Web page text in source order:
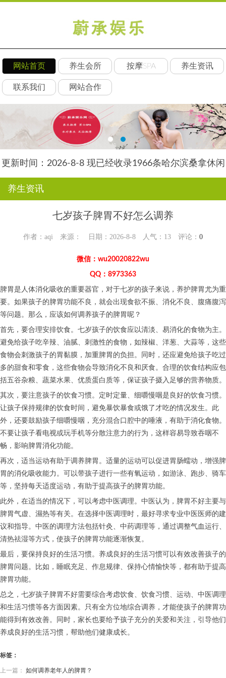
网站首页 养生会所 按摩SPA 养生资讯
联系我们 网站合作
更新时间：2026-8-8 现已经收录1966条哈尔滨桑拿休闲
养生资讯
七岁孩子脾胃不好怎么调养
作者：aqi 来源： 日期：2026-8-8 人气： 13 评论： 0
微信：wu20020822wu
QQ：8973363
脾胃是人体消化吸收的重要器官，对于七岁的孩子来说，养护脾胃尤为重
要。如果孩子的脾胃功能不良，就会出现食欲不振、消化不良、腹痛腹泻
等问题。那么，应该如何调养孩子的脾胃呢？
首先，要合理安排饮食。七岁孩子的饮食应以清淡、易消化的食物为主。
避免给孩子吃辛辣、油腻、刺激性的食物，如辣椒、洋葱、大蒜等，这些
食物会刺激孩子的胃黏膜，加重脾胃的负担。同时，还应避免给孩子吃过
多的甜食和零食，这些食物会导致消化不良和厌食。合理的饮食结构应包
括五谷杂粮、蔬菜水果、优质蛋白质等，保证孩子摄入足够的营养物质。
其次，要注意孩子的饮食习惯。定时定量、细嚼慢咽是良好的饮食习惯。
让孩子保持规律的饮食时间，避免暴饮暴食或饿了才吃的情况发生。此
外，还要鼓励孩子细嚼慢咽，充分混合口腔中的唾液，有助于消化食物。
不要让孩子看电视或玩手机等分散注意力的行为，这样容易导致吞咽不
畅，影响脾胃消化功能。
再次，适当运动有助于调养脾胃。适量的运动可以促进胃肠蠕动，增强脾
胃的消化吸收能力。可以带孩子进行一些有氧运动，如游泳、跑步、骑车
等，坚持每天适度运动，有助于提高孩子的脾胃功能。
此外，在适当的情况下，可以考虑中医调理。中医认为，脾胃不好主要与
脾胃气虚、濕热等有关。在选择中医调理时，最好寻求专业中医医师的建
议和指导。中医的调理方法包括针灸、中药调理等，通过调整气血运行、
清热祛湿等方式，使孩子的脾胃功能逐渐恢复。
最后，要保持良好的生活习惯。养成良好的生活习惯可以有效改善孩子的
脾胃问题。比如，睡眠充足、作息规律、保持心情愉快等，都有助于提高
脾胃功能。
总之，七岁孩子脾胃不好需要综合考虑饮食、饮食习惯、运动、中医调理
和生活习惯等各方面因素。只有全方位地综合调养，才能使孩子的脾胃功
能得到有效改善。同时，家长也要给予孩子充分的关爱和关注，引导他们
养成良好的生活习惯，帮助他们健康成长。
标签：
上一篇： 如何调养老年人的脾胃？